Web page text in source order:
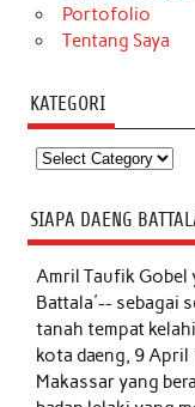
Portofolio
Tentang Saya
KATEGORI
Kategori
SIAPA DAENG
Amril Taufik Gobel
Battala'-- sebagai
tanah tempat
kota daeng, 9 April
Makassar yang